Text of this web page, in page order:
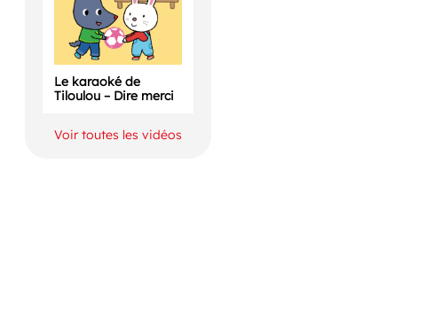
Le karaoké de
Tiloulou – Dire merci
Voir toutes les vidéos